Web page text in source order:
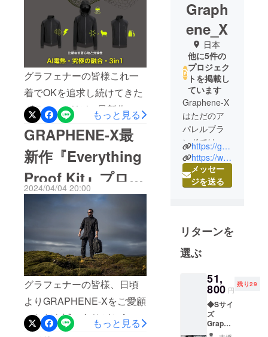
ト、明日受付開始
します！
グラフェナーの皆様これ一
着でOKを追求し続けてきた
グラフェンXが、最新作でそ
の最終系ともいえるテック
ギアを造り上げました。明
日遂にそのThermAdapt
Jacketの最終キャンペーン
をCAMPFIREで開始しま
す！既にページが用意され
ています。先端技術・精巧
設計・融合素材で全天候対
応！これ一つでOKの男心く
すぐるライフギアその機能
性と設計思想を動画で
チェックして下さい。遂に
グラフェンの高電熱性能を
もっと見る
GRAPHENE-X最
新作『Everything
Proof Kit』プロ
ジェクトのお知ら
せ！
2024/04/04 20:00
グラフェナーの皆様、日頃
よりGRAPHENE-Xをご愛顧
いただき誠にありがとうご
ざいます。気温も上がり春
もっと見る
Graph
ene_X
日本
他に5件の
プロジェク
トを掲載し
ています
Graphene-X
はただのア
パレルブラ
ンドではあ
りません。
私たちには
ミッション
期待を上回
るウェアに
よってグラ
フェンが世
界にもたら
す変革の火
付け役にな
ることで
https://graphene-xjapan.com/
https://www.instagram.com/graphene_xjapan/
メッセー
ジを送る
リターンを
選ぶ
51,
800 円
残り29
◆Sサイ
ズ
Graphe
ne-X α